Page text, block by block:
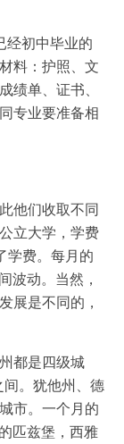
经初中毕业的
料：护照、文
绩单、证书、
专业要准备相
他们收取不同
立大学，学费
学费。每月的
波动。当然，
展是不同的，
都是四级城
。犹他州、德
市。一个月的
匹兹堡，西雅